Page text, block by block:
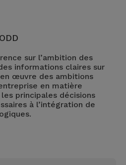
sur l’ambition des
informations claires sur
œuvre des ambitions
en matière
les principales décisions
à l’intégration de